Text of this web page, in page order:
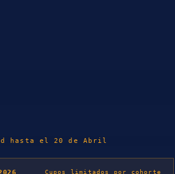
hasta el 20 de Abril
Cupos limitados por cohorte